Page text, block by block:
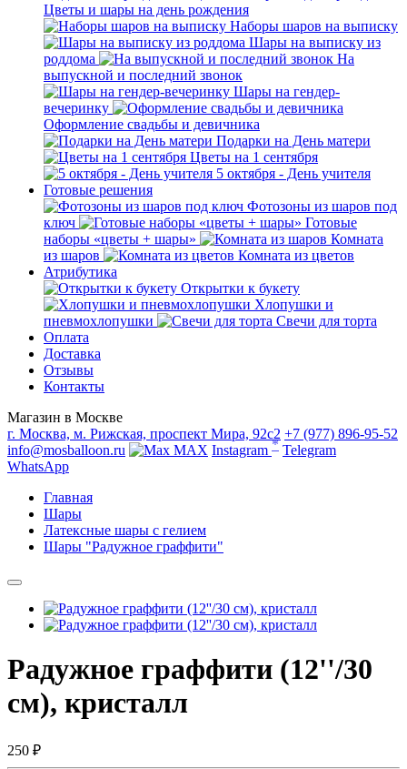
Цветы и шары на день рождения
Наборы шаров на выписку
Шары на выписку из
роддома
На
выпускной и последний звонок
Шары на гендер-
вечеринку
Оформление свадьбы и девичника
Подарки на День матери
Цветы на 1 сентября
5 октября - День учителя
Готовые решения
Фотозоны из шаров под
ключ
Готовые
наборы «цветы + шары»
Комната
из шаров
Комната из цветов
Атрибутика
Открытки к букету
Хлопушки и
пневмохлопушки
Свечи для торта
Оплата
Доставка
Отзывы
Контакты
Магазин в Москве
г. Москва, м. Рижская, проспект Мира, 92с2 +7 (977) 896-95-52
info@mosballoon.ru
MAX Instagram * Telegram
WhatsApp
Главная
Шары
Латексные шары с гелием
Шары "Радужное граффити"
Радужное граффити (12''/30
см), кристалл
250 ₽